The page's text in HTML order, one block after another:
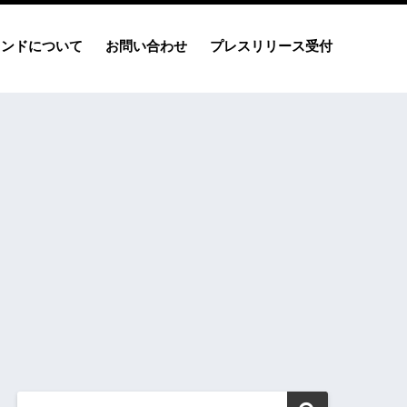
ドについて お問い合わせ プレスリリース受付